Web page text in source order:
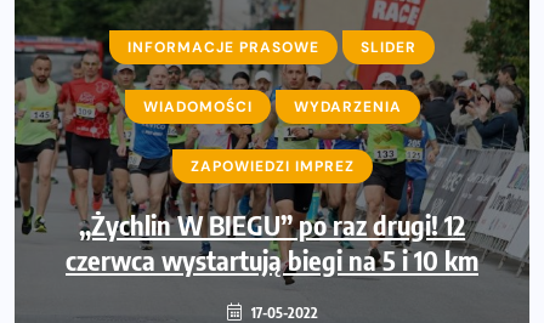
INFORMACJE PRASOWE SLIDER
WIADOMOŚCI WYDARZENIA
ZAPOWIEDZI IMPREZ
„Żychlin W BIEGU” po raz drugi! 12
czerwca wystartują biegi na 5 i 10 km
17-05-2022
AKTUALNOŚCI INFORMACJE PRASOWE
WIADOMOŚCI WYDARZENIA
Międzynarodowe gwiazdy lekkiej atletyki
na Poznań Athletics Grand Prix!
09-05-2022